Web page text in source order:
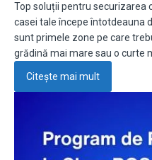
Top soluții pentru securizarea
casei tale începe întotdeauna
sunt primele zone pe care
grădină mai mare sau o curte
Citește mai mult